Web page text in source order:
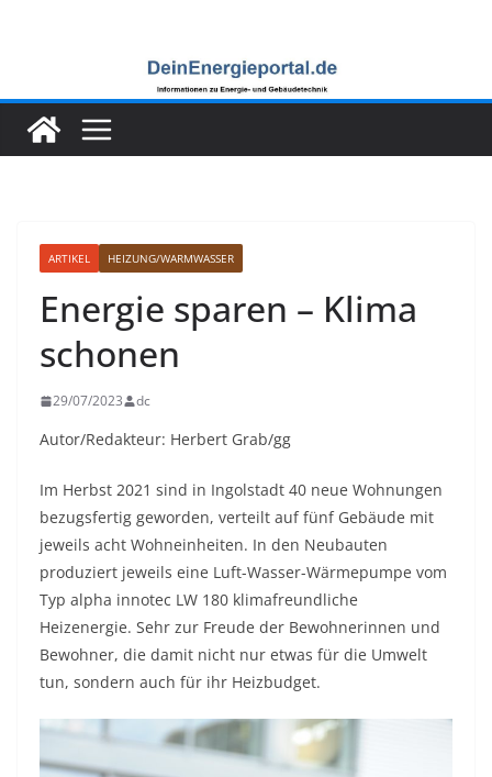
ARTIKEL HEIZUNG/WARMWASSER
Energie sparen – Klima
schonen
29/07/2023 dc
Autor/Redakteur: Herbert Grab/gg
Im Herbst 2021 sind in Ingolstadt 40 neue Wohnungen
bezugsfertig geworden, verteilt auf fünf Gebäude mit
jeweils acht Wohneinheiten. In den Neubauten
produziert jeweils eine Luft-Wasser-Wärmepumpe vom
Typ alpha innotec LW 180 klimafreundliche
Heizenergie. Sehr zur Freude der Bewohnerinnen und
Bewohner, die damit nicht nur etwas für die Umwelt
tun, sondern auch für ihr Heizbudget.